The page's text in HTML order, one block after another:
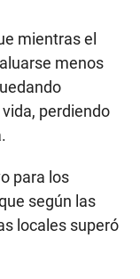
mientras el
menos
perdiendo
para los
según las
locales superó